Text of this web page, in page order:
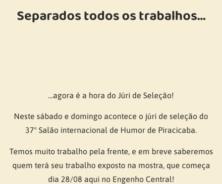
Separados todos os trabalhos…
…agora é a hora do Júri de Seleção!
Neste sábado e domingo acontece o júri de seleção do
37º Salão internacional de Humor de Piracicaba.
Temos muito trabalho pela frente, e em breve saberemos
quem terá seu trabalho exposto na mostra, que começa
dia 28/08 aqui no Engenho Central!